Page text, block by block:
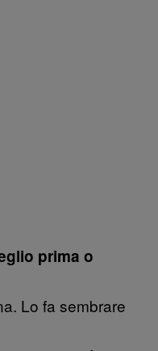
prima o
Lo fa sembrare